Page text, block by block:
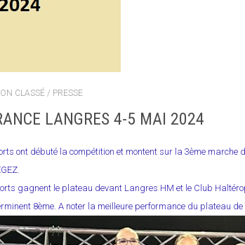
CLASSÉ / PRESSE
LANGRES 4-5 MAI 2024
ont débuté la compétition et montent sur la 3ème
gagnent le plateau devant Langres HM et le Club
8ème. A noter la meilleure performance du plateau de